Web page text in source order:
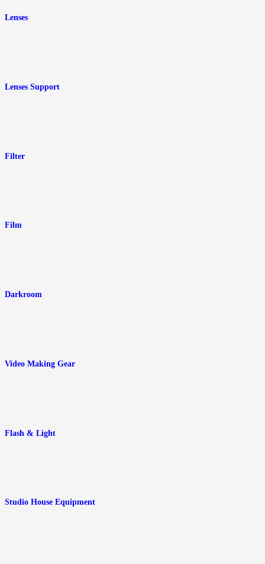
Lenses
Lenses Support
Filter
Film
Darkroom
Video Making Gear
Flash & Light
Studio House Equipment